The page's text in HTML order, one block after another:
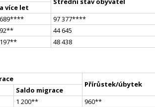
více let
**** 97 377****
**
44 645
**
48 438
Přírůstek/úbytek
Saldo migrace
1 200** 960**